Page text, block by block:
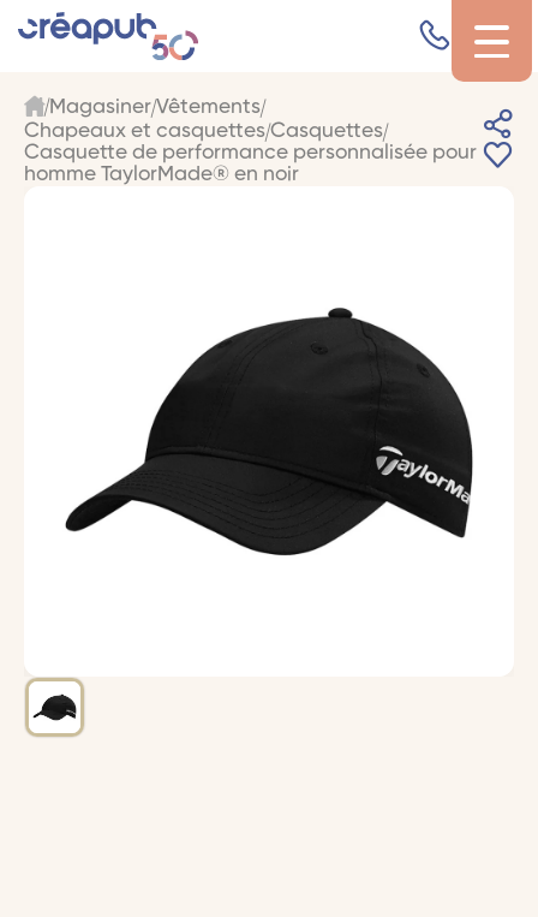
Magasiner Vêtements
Chapeaux et casquettes Casquettes
Casquette de performance personnalisée pour
homme TaylorMade® en noir